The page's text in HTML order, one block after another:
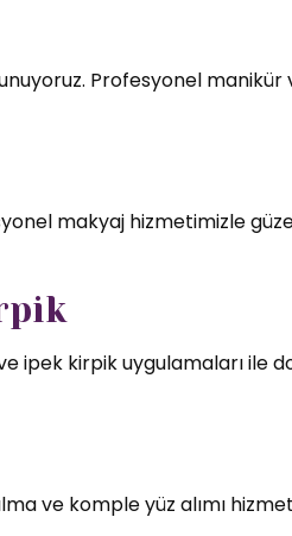
Profesyonel
makyaj hizmetimizle
ipek kirpik uygulamaları
ve komple yüz alımı